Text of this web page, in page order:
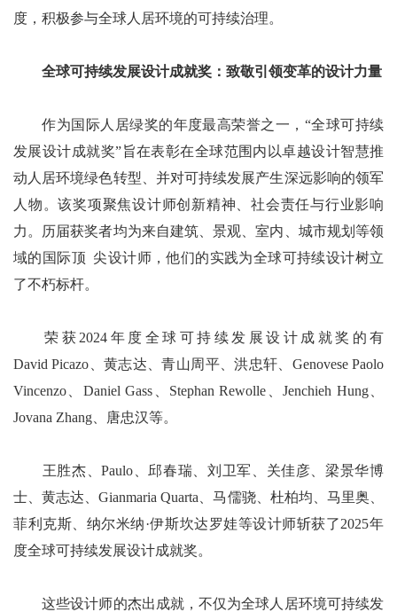
度，积极参与全球人居环境的可持续治理。
全球可持续发展设计成就奖：致敬引领变革的设计力量
作为国际人居绿奖的年度最高荣誉之一，“全球可持续
发展设计成就奖”旨在表彰在全球范围内以卓越设计智慧推
动人居环境绿色转型、并对可持续发展产生深远影响的领军
人物。该奖项聚焦设计师创新精神、社会责任与行业影响
力。历届获奖者均为来自建筑、景观、室内、城市规划等领
域的国际顶 尖设计师，他们的实践为全球可持续设计树立
了不朽标杆。
荣获2024年度全球可持续发展设计成就奖的有
David Picazo、黄志达、青山周平、洪忠轩、Genovese Paolo
Vincenzo、Daniel Gass、Stephan Rewolle、Jenchieh Hung、
Jovana Zhang、唐忠汉等。
王胜杰、Paulo、邱春瑞、刘卫军、关佳彦、梁景华博
士、黄志达、Gianmaria Quarta、马儒骁、杜柏均、马里奥、
菲利克斯、纳尔米纳·伊斯坎达罗娃等设计师斩获了2025年
度全球可持续发展设计成就奖。
这些设计师的杰出成就，不仅为全球人居环境可持续发